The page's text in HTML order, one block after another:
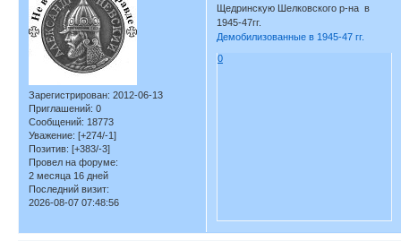
Зарегистрирован: 2012-06-13
Приглашений: 0
Сообщений: 18773
Уважение: [+274/-1]
Позитив: [+383/-3]
Провел на форуме:
2 месяца 16 дней
Последний визит:
2026-08-07 07:48:56
Щедринскую Шелковского р-на в
1945-47гг.
Демобилизованные в 1945-47 гг.
0